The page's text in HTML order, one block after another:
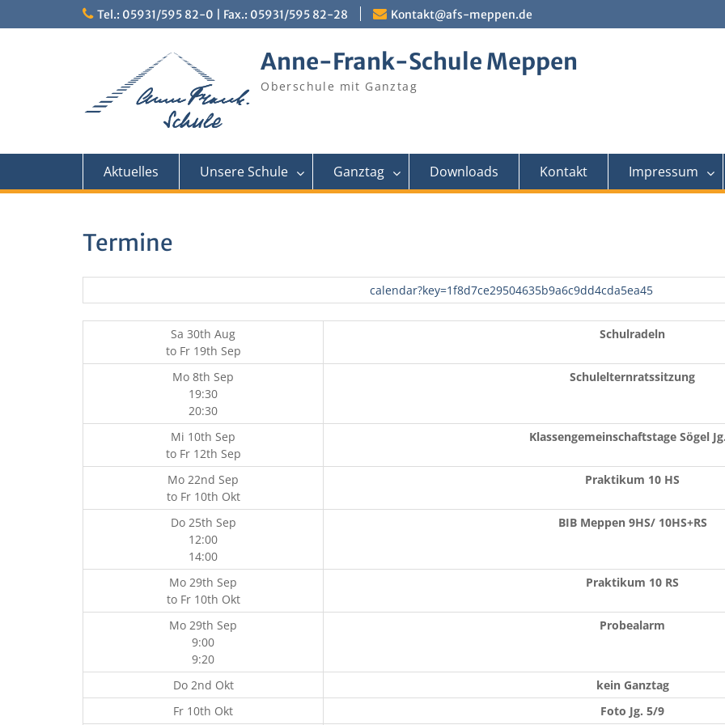
to
Tel.: 05931/595 82-0 | Fax.: 05931/595 82-28 Kontakt@afs-meppen.de
Anne-Frank-Schule Meppen
Oberschule mit Ganztag
Aktuelles Unsere Schule Ganztag Downloads Kontakt Impressum
Termine
calendar?key=1f8d7ce29504635b9a6c9dd4cda5ea45
Sa 30th Aug
to Fr 19th Sep
Schulradeln
Mo 8th Sep
19:30
20:30
Schulelternratssitzung
Mi 10th Sep
to Fr 12th Sep
Klassengemeinschaftstage Sögel
Mo 22nd Sep
to Fr 10th Okt
Praktikum 10 HS
Do 25th Sep
12:00
14:00
BIB Meppen 9HS/ 10HS+RS
Mo 29th Sep
to Fr 10th Okt
Praktikum 10 RS
Mo 29th Sep
9:00
9:20
Probealarm
Do 2nd Okt
kein Ganztag
Fr 10th Okt
Foto Jg. 5/9